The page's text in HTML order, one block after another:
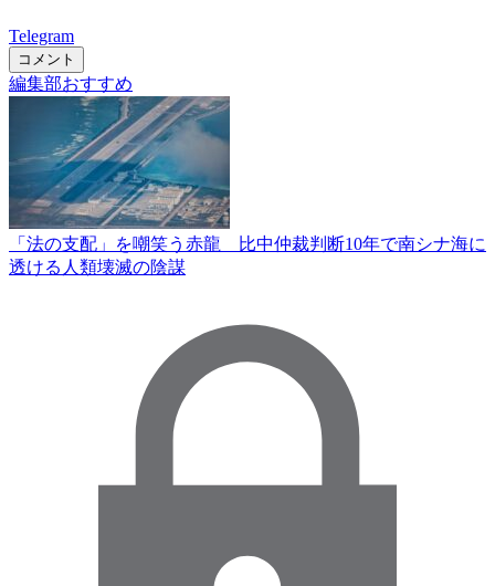
Telegram
コメント
編集部おすすめ
「法の支配」を嘲笑う赤龍 比中仲裁判断10年で南シナ海に
透ける人類壊滅の陰謀